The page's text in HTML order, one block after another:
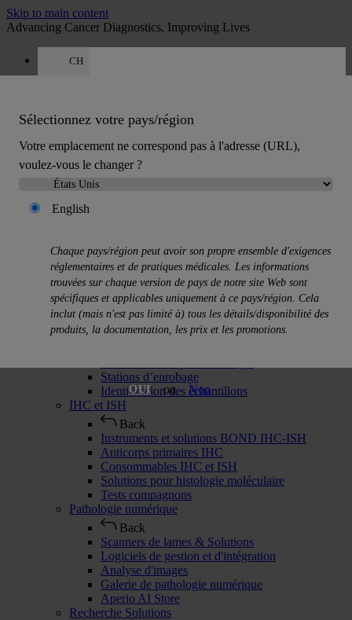
Skip to main content
Advancing Cancer Diagnostics, Improving Lives
CH
Sélectionnez votre pays/région
Votre emplacement ne correspond pas à l'adresse (URL),
voulez-vous le changer ?
English
Chaque pays/région peut avoir son propre ensemble d'exigences
réglementaires et de pratiques médicales. Les informations
trouvées sur chaque version de pays de notre site Web sont
spécifiques et applicables uniquement à ce pays/région. Cela
inclut (mais n'est pas limité à) tous les détails/disponibilité des
produits, la documentation, les prix et les promotions.
OUI ou Non
MENU
Back
Solutions d’histologie
Back
Préparateurs de tissus
Colorateur de lames et colleuse de lamelles
Microtomes
Stations d’enrobage
Identification des échantillons
IHC et ISH
Back
Instruments et solutions BOND IHC-ISH
Anticorps primaires IHC
Consommables IHC et ISH
Solutions pour histologie moléculaire
Tests compagnons
Pathologie numérique
Back
Scanners de lames & Solutions
Logiciels de gestion et d'intégration
Analyse d'images
Galerie de pathologie numérique
Aperio AI Store
Recherche Solutions